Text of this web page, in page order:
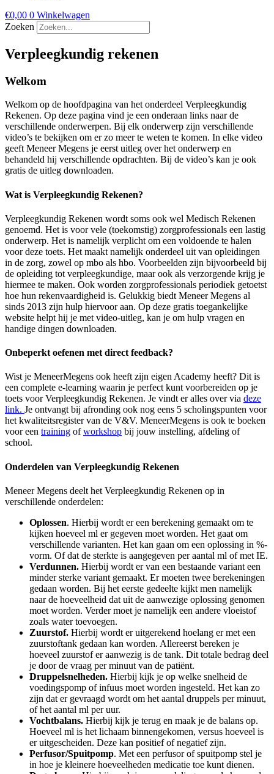
€0,00 0 Winkelwagen
Zoeken
Verpleegkundig rekenen
Welkom
Welkom op de hoofdpagina van het onderdeel Verpleegkundig
Rekenen. Op deze pagina vind je een onderaan links naar de
verschillende onderwerpen. Bij elk onderwerp zijn verschillende
video’s te bekijken om er zo meer te weten te komen. In elke video
geeft Meneer Megens je eerst uitleg over het onderwerp en
behandeld hij verschillende opdrachten. Bij de video’s kan je ook
gratis de uitleg downloaden.
Wat is Verpleegkundig Rekenen?
Verpleegkundig Rekenen wordt soms ook wel Medisch Rekenen
genoemd. Het is voor vele (toekomstig) zorgprofessionals een lastig
onderwerp. Het is namelijk verplicht om een voldoende te halen
voor deze toets. Het maakt namelijk onderdeel uit van opleidingen
in de zorg, zowel op mbo als hbo. Voorbeelden zijn bijvoorbeeld bij
de opleiding tot verpleegkundige, maar ook als verzorgende krijg je
hiermee te maken. Ook worden zorgprofessionals periodiek getoetst
hoe hun rekenvaardigheid is. Gelukkig biedt Meneer Megens al
sinds 2013 zijn hulp hiervoor aan. Op deze gratis toegankelijke
website helpt hij je met video-uitleg, kan je om hulp vragen en
handige dingen downloaden.
Onbeperkt oefenen met direct feedback?
Wist je MeneerMegens ook heeft zijn eigen Academy heeft? Dit is
een complete e-learning waarin je perfect kunt voorbereiden op je
toets voor Verpleegkundig Rekenen. Je vindt er alles over via deze
link. Je ontvangt bij afronding ook nog eens 5 scholingspunten voor
het kwaliteitsregister van de V&V. MeneerMegens is ook te boeken
voor een training ofworkshop bij jouw instelling, afdeling of
school.
Onderdelen van Verpleegkundig Rekenen
Meneer Megens deelt het Verpleegkundig Rekenen op in
verschillende onderdelen:
Oplossen. Hierbij wordt er een berekening gemaakt om te
kijken hoeveel ml er gegeven moet worden. Het gaat om
verschillende varianten. Het kan gaan om een oplossing in %-
vorm. Of dat de sterkte is aangegeven per aantal ml of met IE.
Verdunnen. Hierbij wordt er van een bestaande variant een
minder sterke variant gemaakt. Er moeten twee berekeningen
gedaan worden. Bij het eerste gedeelte kijkt men namelijk
naar de hoeveelheid dat uit de aanwezige oplossing genomen
moet worden. Verder moet je namelijk een andere vloeistof
zoals water toevoegen.
Zuurstof. Hierbij wordt er uitgerekend hoelang er met een
zuurstoftank gedaan kan worden. Allereerst bereken je
hoeveel zuurstof er aanwezig is de tank. Dit totale bedrag deel
je door de vraag per minuut van de patiënt.
Druppelsnelheden. Hierbij kijk je op welke snelheid de
voedingspomp of infuus moet worden ingesteld. Het kan zo
zijn dat er gevraagd wordt om het aantal druppels per minuut,
of het aantal ml per uur.
Vochtbalans. Hierbij kijk je terug en maak je de balans op.
Hoeveel ml is het lichaam binnengekomen, versus hoeveel is
er uitgescheiden. Deze kan positief of negatief zijn.
Perfusor/Spuitpomp. Met een perfusor of spuitpomp stel je
in hoe je kleinere hoeveelheden medicatie toe kunt dienen.